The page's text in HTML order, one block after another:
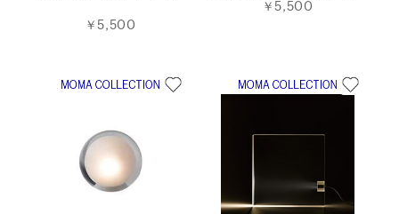
￥5,500
￥5,500